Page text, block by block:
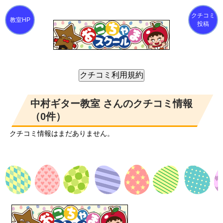
クチコミ
投稿
中村ギター教室 さんのクチコミ情報
（0件）
クチコミ情報はまだありません。